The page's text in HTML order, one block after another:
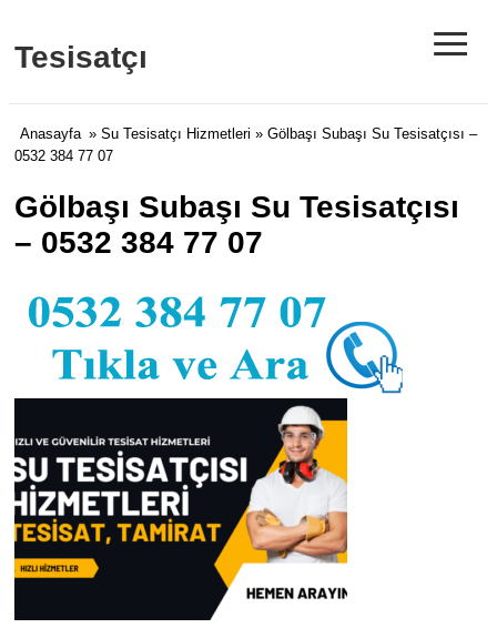
Tesisatçı ≡
Anasayfa » Su Tesisatçı Hizmetleri » Gölbaşı Subaşı Su Tesisatçısı –
0532 384 77 07
Gölbaşı Subaşı Su Tesisatçısı
– 0532 384 77 07